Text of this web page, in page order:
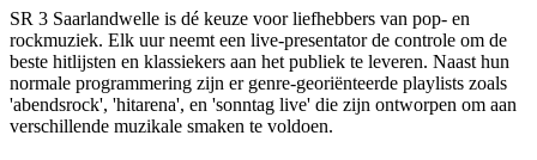
SR 3 Saarlandwelle is dé keuze voor liefhebbers van pop- en
rockmuziek. Elk uur neemt een live-presentator de controle om de
beste hitlijsten en klassiekers aan het publiek te leveren. Naast hun
normale programmering zijn er genre-georiënteerde playlists zoals
'abendsrock', 'hitarena', en 'sonntag live' die zijn ontworpen om aan
verschillende muzikale smaken te voldoen.